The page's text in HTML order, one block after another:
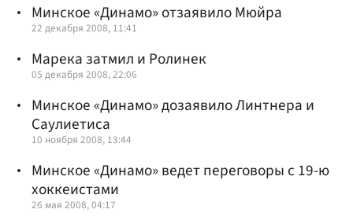
Минское «Динамо» отзаявило Мюйра
22 декабря 2008, 11:41
Марека затмил и Ролинек
05 декабря 2008, 22:06
Минское «Динамо» дозаявило Линтнера и
Саулиетиса
10 ноября 2008, 13:44
Минское «Динамо» ведет переговоры с 19-ю
хоккеистами
26 мая 2008, 04:17